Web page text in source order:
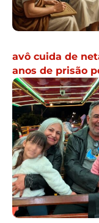
avô cuida de
anos de prisão